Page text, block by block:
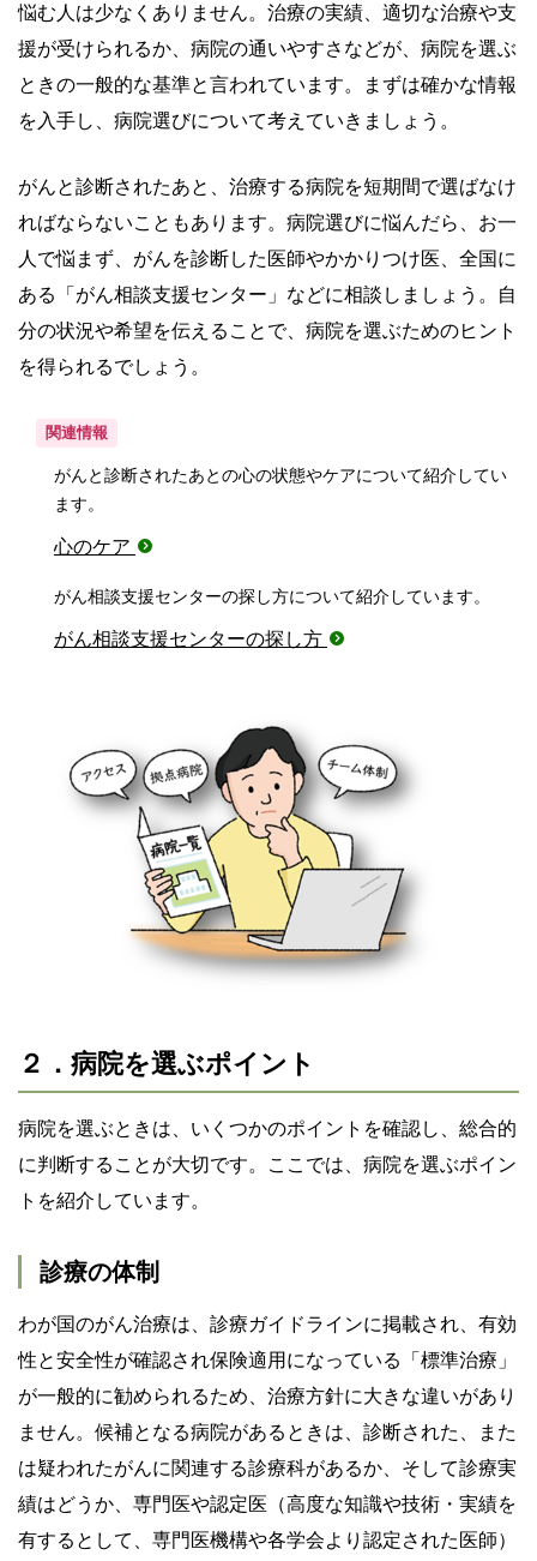
悩む人は少なくありません。治療の実績、適切な治療や支
援が受けられるか、病院の通いやすさなどが、病院を選ぶ
ときの一般的な基準と言われています。まずは確かな情報
を入手し、病院選びについて考えていきましょう。
がんと診断されたあと、治療する病院を短期間で選ばなけ
ればならないこともあります。病院選びに悩んだら、お一
人で悩まず、がんを診断した医師やかかりつけ医、全国に
ある「がん相談支援センター」などに相談しましょう。自
分の状況や希望を伝えることで、病院を選ぶためのヒント
を得られるでしょう。
関連情報
がんと診断されたあとの心の状態やケアについて紹介してい
ます。
心のケア
がん相談支援センターの探し方について紹介しています。
がん相談支援センターの探し方
２．病院を選ぶポイント
病院を選ぶときは、いくつかのポイントを確認し、総合的
に判断することが大切です。ここでは、病院を選ぶポイン
トを紹介しています。
診療の体制
わが国のがん治療は、診療ガイドラインに掲載され、有効
性と安全性が確認され保険適用になっている「標準治療」
が一般的に勧められるため、治療方針に大きな違いがあり
ません。候補となる病院があるときは、診断された、また
は疑われたがんに関連する診療科があるか、そして診療実
績はどうか、専門医や認定医（高度な知識や技術・実績を
有するとして、専門医機構や各学会より認定された医師）